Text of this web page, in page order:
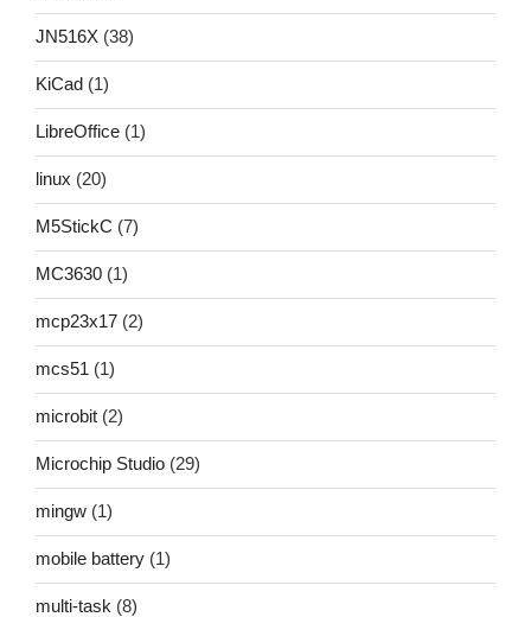
JN516X (38)
KiCad (1)
LibreOffice (1)
linux (20)
M5StickC (7)
MC3630 (1)
mcp23x17 (2)
mcs51 (1)
microbit (2)
Microchip Studio (29)
mingw (1)
mobile battery (1)
multi-task (8)